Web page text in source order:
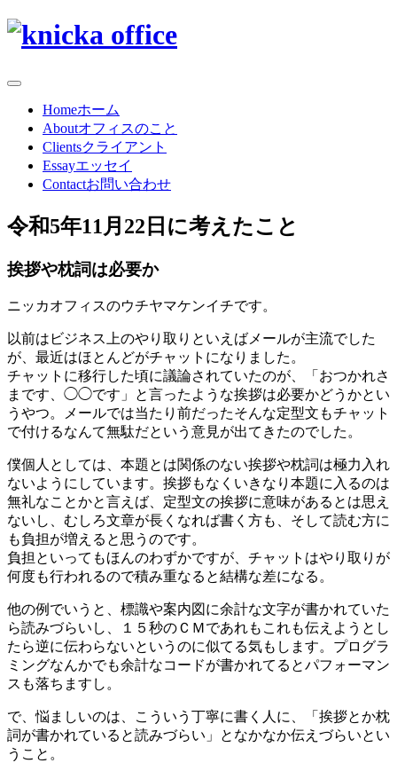
Homeホーム
Aboutオフィスのこと
Clientsクライアント
Essayエッセイ
Contactお問い合わせ
令和5年11月22日に考えたこと
挨拶や枕詞は必要か
ニッカオフィスのウチヤマケンイチです。
以前はビジネス上のやり取りといえばメールが主流でした
が、最近はほとんどがチャットになりました。
チャットに移行した頃に議論されていたのが、「おつかれさ
まです、◯◯です」と言ったような挨拶は必要かどうかとい
うやつ。メールでは当たり前だったそんな定型文もチャット
で付けるなんて無駄だという意見が出てきたのでした。
僕個人としては、本題とは関係のない挨拶や枕詞は極力入れ
ないようにしています。挨拶もなくいきなり本題に入るのは
無礼なことかと言えば、定型文の挨拶に意味があるとは思え
ないし、むしろ文章が長くなれば書く方も、そして読む方に
も負担が増えると思うのです。
負担といってもほんのわずかですが、チャットはやり取りが
何度も行われるので積み重なると結構な差になる。
他の例でいうと、標識や案内図に余計な文字が書かれていた
ら読みづらいし、１５秒のＣＭであれもこれも伝えようとし
たら逆に伝わらないというのに似てる気もします。プログラ
ミングなんかでも余計なコードが書かれてるとパフォーマン
スも落ちますし。
で、悩ましいのは、こういう丁寧に書く人に、「挨拶とか枕
詞が書かれていると読みづらい」となかなか伝えづらいとい
うこと。